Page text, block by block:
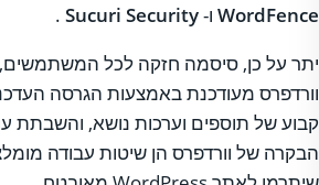
WordFence ו-Sucuri Security
.
יתר על כן, סיסמה חזקה לכל
וורדפרס מעודכנת באמצעות הגרסה
קבוע של תוספים וערכות נושא, והשבתת
הבקרה של וורדפרס הן שיטות עבודה